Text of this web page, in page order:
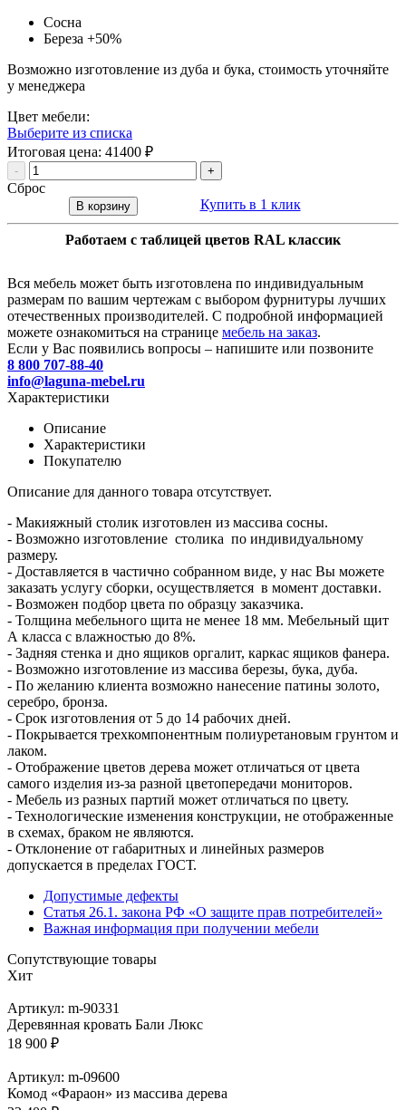
Сосна
Береза +50%
Возможно изготовление из дуба и бука, стоимость уточняйте
у менеджера
Цвет мебели:
Выберите из списка
Итоговая цена: 41400 ₽
- +
Сброс
В корзину Купить в 1 клик
Работаем с таблицей цветов RAL классик
Вся мебель может быть изготовлена по индивидуальным
размерам по вашим чертежам с выбором фурнитуры лучших
отечественных производителей. С подробной информацией
можете ознакомиться на странице мебель на заказ.
Если у Вас появились вопросы – напишите или позвоните
8 800 707-88-40
info@laguna-mebel.ru
Характеристики
Описание
Характеристики
Покупателю
Описание для данного товара отсутствует.
- Макияжный столик изготовлен из массива сосны.
- Возможно изготовление столика по индивидуальному
размеру.
- Доставляется в частично собранном виде, у нас Вы можете
заказать услугу сборки, осуществляется в момент доставки.
- Возможен подбор цвета по образцу заказчика.
- Толщина мебельного щита не менее 18 мм. Мебельный щит
А класса с влажностью до 8%.
- Задняя стенка и дно ящиков оргалит, каркас ящиков фанера.
- Возможно изготовление из массива березы, бука, дуба.
- По желанию клиента возможно нанесение патины золото,
серебро, бронза.
- Срок изготовления от 5 до 14 рабочих дней.
- Покрывается трехкомпонентным полиуретановым грунтом и
лаком.
- Отображение цветов дерева может отличаться от цвета
самого изделия из-за разной цветопередачи мониторов.
- Мебель из разных партий может отличаться по цвету.
- Технологические изменения конструкции, не отображенные
в схемах, браком не являются.
- Отклонение от габаритных и линейных размеров
допускается в пределах ГОСТ.
Допустимые дефекты
Статья 26.1. закона РФ «О защите прав потребителей»
Важная информация при получении мебели
Сопутствующие товары
Хит
Артикул: m-90331
Деревянная кровать Бали Люкс
18 900 ₽
Артикул: m-09600
Комод «Фараон» из массива дерева